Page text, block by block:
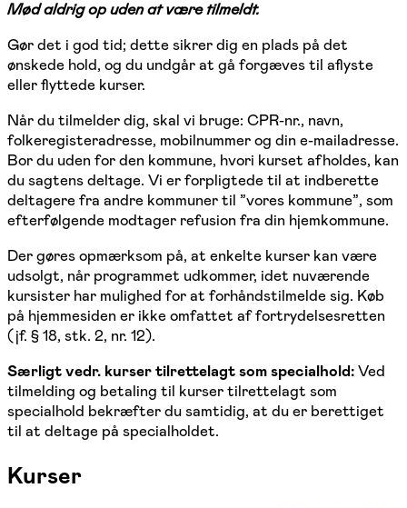
Mød aldrig op uden at være tilmeldt.
Gør det i god tid; dette sikrer dig en plads på det
ønskede hold, og du undgår at gå forgæves til aflyste
eller flyttede kurser.
Når du tilmelder dig, skal vi bruge: CPR-nr., navn,
folkeregisteradresse, mobilnummer og din e-mailadresse.
Bor du uden for den kommune, hvori kurset afholdes, kan
du sagtens deltage. Vi er forpligtede til at indberette
deltagere fra andre kommuner til ”vores kommune”, som
efterfølgende modtager refusion fra din hjemkommune.
Der gøres opmærksom på, at enkelte kurser kan være
udsolgt, når programmet udkommer, idet nuværende
kursister har mulighed for at forhåndstilmelde sig. Køb
på hjemmesiden er ikke omfattet af fortrydelsesretten
(jf. § 18, stk. 2, nr. 12).
Særligt vedr. kurser tilrettelagt som specialhold:Ved
tilmelding og betaling til kurser tilrettelagt som
specialhold bekræfter du samtidig, at du er berettiget
til at deltage på specialholdet.
Kurser